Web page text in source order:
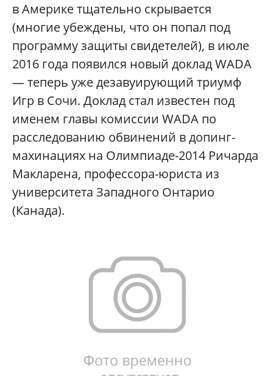
в Америке тщательно скрывается
(многие убеждены, что он попал под
программу защиты свидетелей), в июле
2016 года появился новый доклад WADA
— теперь уже дезавуирующий триумф
Игр в Сочи. Доклад стал известен под
именем главы комиссии WADA по
расследованию обвинений в допинг-
махинациях на Олимпиаде-2014 Ричарда
Макларена, профессора-юриста из
университета Западного Онтарио
(Канада).